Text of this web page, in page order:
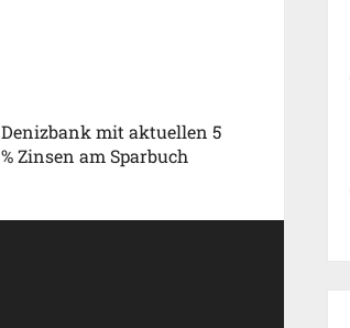
Denizbank mit aktuellen 5
% Zinsen am Sparbuch